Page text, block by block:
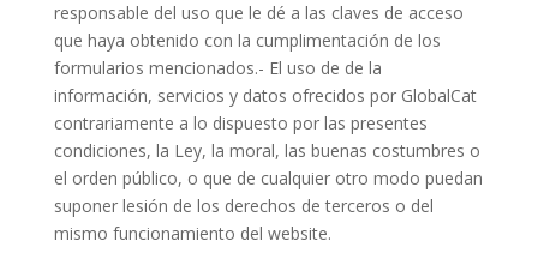
responsable del uso que le dé a las claves de acceso
que haya obtenido con la cumplimentación de los
formularios mencionados.- El uso de de la
información, servicios y datos ofrecidos por GlobalCat
contrariamente a lo dispuesto por las presentes
condiciones, la Ley, la moral, las buenas costumbres o
el orden público, o que de cualquier otro modo puedan
suponer lesión de los derechos de terceros o del
mismo funcionamiento del website.